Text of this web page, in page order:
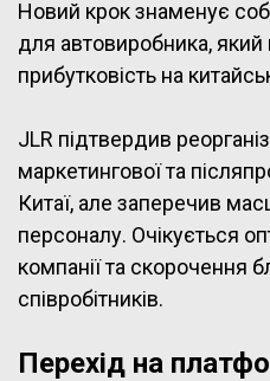
Новий крок знаменує
для автовиробника,
прибутковість на
JLR підтвердив
маркетингової та
Китаї, але заперечив
персоналу. Очікується
компанії та скорочення
співробітників.
Перехід на